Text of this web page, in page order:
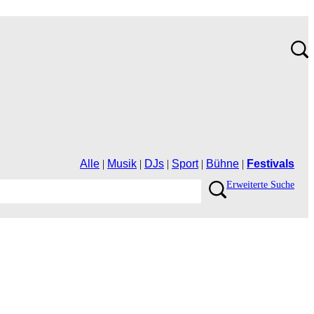
Alle | Musik | DJs | Sport| Bühne | Festivals
ErweiterteSuche